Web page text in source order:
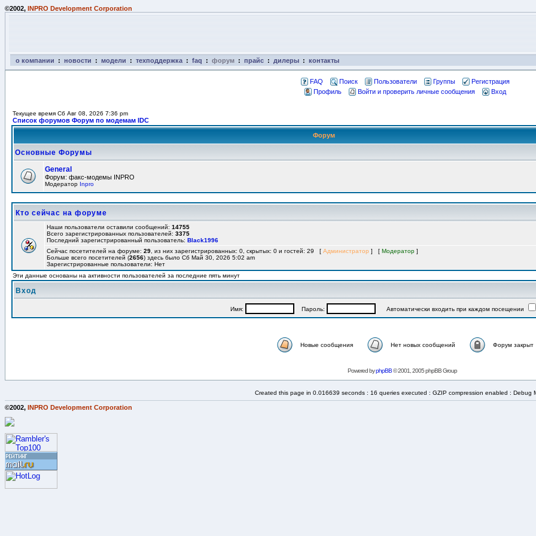
©2002, INPRO Development Corporation
о компании : новости : модели : техподдержка : faq : форум : прайс : дилеры : контакты
FAQ Поиск Пользователи Группы
Регистрация
Профиль
Войти и проверить личные сообщения Вход
Текущее время Сб Авг 08, 2026 7:36 pm
Список форумов Форум по модемам IDC
Форум
Основные Форумы
General
Форум: факс-модемы INPRO
Модератор Inpro
Кто сейчас на форуме
Наши пользователи оставили сообщений: 14755
Всего зарегистрированных пользователей: 3375
Последний зарегистрированный пользователь: Black1996
Сейчас посетителей на форуме: 29 , из них зарегистрированных: 0, скрытых: 0 и гостей: 29 [ Администратор ] [ Модератор ]
Больше всего посетителей (2656) здесь было Сб Май 30, 2026 5:02 am
Зарегистрированные пользователи: Нет
Эти данные основаны на активности пользователей за последние пять минут
Вход
Имя: Пароль: Автоматически входить при каждом посещении
Новые сообщения Нет новых сообщений Форум закрыт
Powered byphpBB© 2001, 2005 phpBB Group
Created this page in 0.016639 seconds : 16 queries executed : GZIP compression enabled : Debug
©2002, INPRO Development Corporation